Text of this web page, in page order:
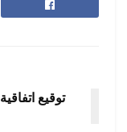
توقيع